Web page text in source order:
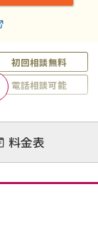
初回相談無料
電話相談可能
離婚裁判
モラハラ
料金表